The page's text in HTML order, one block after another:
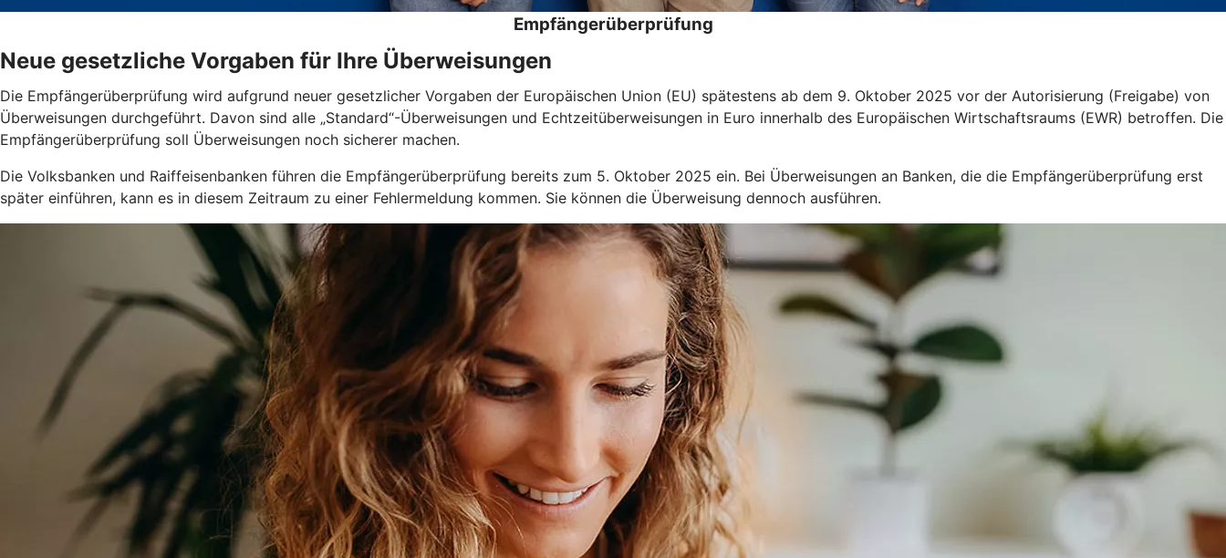
Empfängerüberprüfung
Neue gesetzliche Vorgaben für Ihre Überweisungen
Die Empfängerüberprüfung wird aufgrund neuer gesetzlicher Vorgaben der Europäischen Union (EU) spätestens ab dem 9. Oktober 2025 vor der Autorisierung (Freigabe) von
Überweisungen durchgeführt. Davon sind alle „Standard“-Überweisungen und Echtzeitüberweisungen in Euro innerhalb des Europäischen Wirtschaftsraums (EWR) betroffen. Die
Empfängerüberprüfung soll Überweisungen noch sicherer machen.
Die Volksbanken und Raiffeisenbanken führen die Empfängerüberprüfung bereits zum 5. Oktober 2025 ein. Bei Überweisungen an Banken, die die Empfängerüberprüfung erst
später einführen, kann es in diesem Zeitraum zu einer Fehlermeldung kommen. Sie können die Überweisung dennoch ausführen.